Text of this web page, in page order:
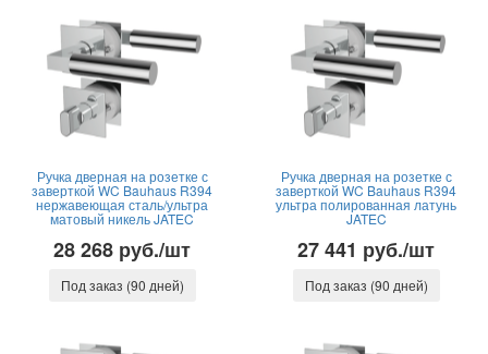
Ручка дверная на розетке с
заверткой WC Bauhaus R394
нержавеющая сталь/ультра
матовый никель JATEC
28 268 руб./шт
Под заказ (90 дней)
Ручка дверная на розетке с
заверткой WC Bauhaus R394
ультра полированная латунь
JATEC
27 441 руб./шт
Под заказ (90 дней)